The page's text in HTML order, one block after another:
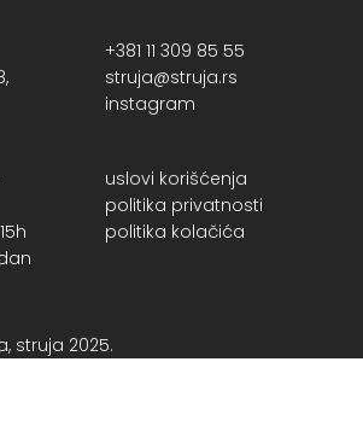
+381 11 309 85 55
struja@struja.rs
instagram
uslovi korišćenja
politika privatnosti
politika kolačića
struja 2025.